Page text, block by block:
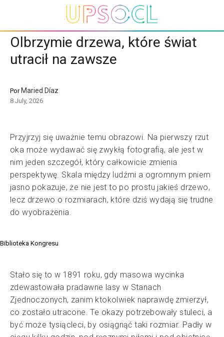
Olbrzymie drzewa, które świat
utracił na zawsze
Por Maried Díaz
8 July, 2026
Przyjrzyj się uważnie temu obrazowi. Na pierwszy rzut
oka może wydawać się zwykłą fotografią, ale jest w
nim jeden szczegół, który całkowicie zmienia
perspektywę. Skala między ludźmi a ogromnym pniem
jasno pokazuje, że nie jest to po prostu jakieś drzewo,
lecz drzewo o rozmiarach, które dziś wydają się trudne
do wyobrażenia.
Biblioteka Kongresu
Stało się to w 1891 roku, gdy masowa wycinka
zdewastowała pradawne lasy w Stanach
Zjednoczonych, zanim ktokolwiek naprawdę zmierzył,
co zostało utracone. Te okazy potrzebowały stuleci, a
być może tysiącleci, by osiągnąć taki rozmiar. Padły w